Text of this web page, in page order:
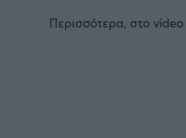
Περισσότερα, στο video